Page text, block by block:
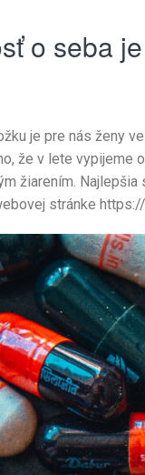
o seba
je pre nás ženy
že v lete vypijeme
žiarením.
stránke